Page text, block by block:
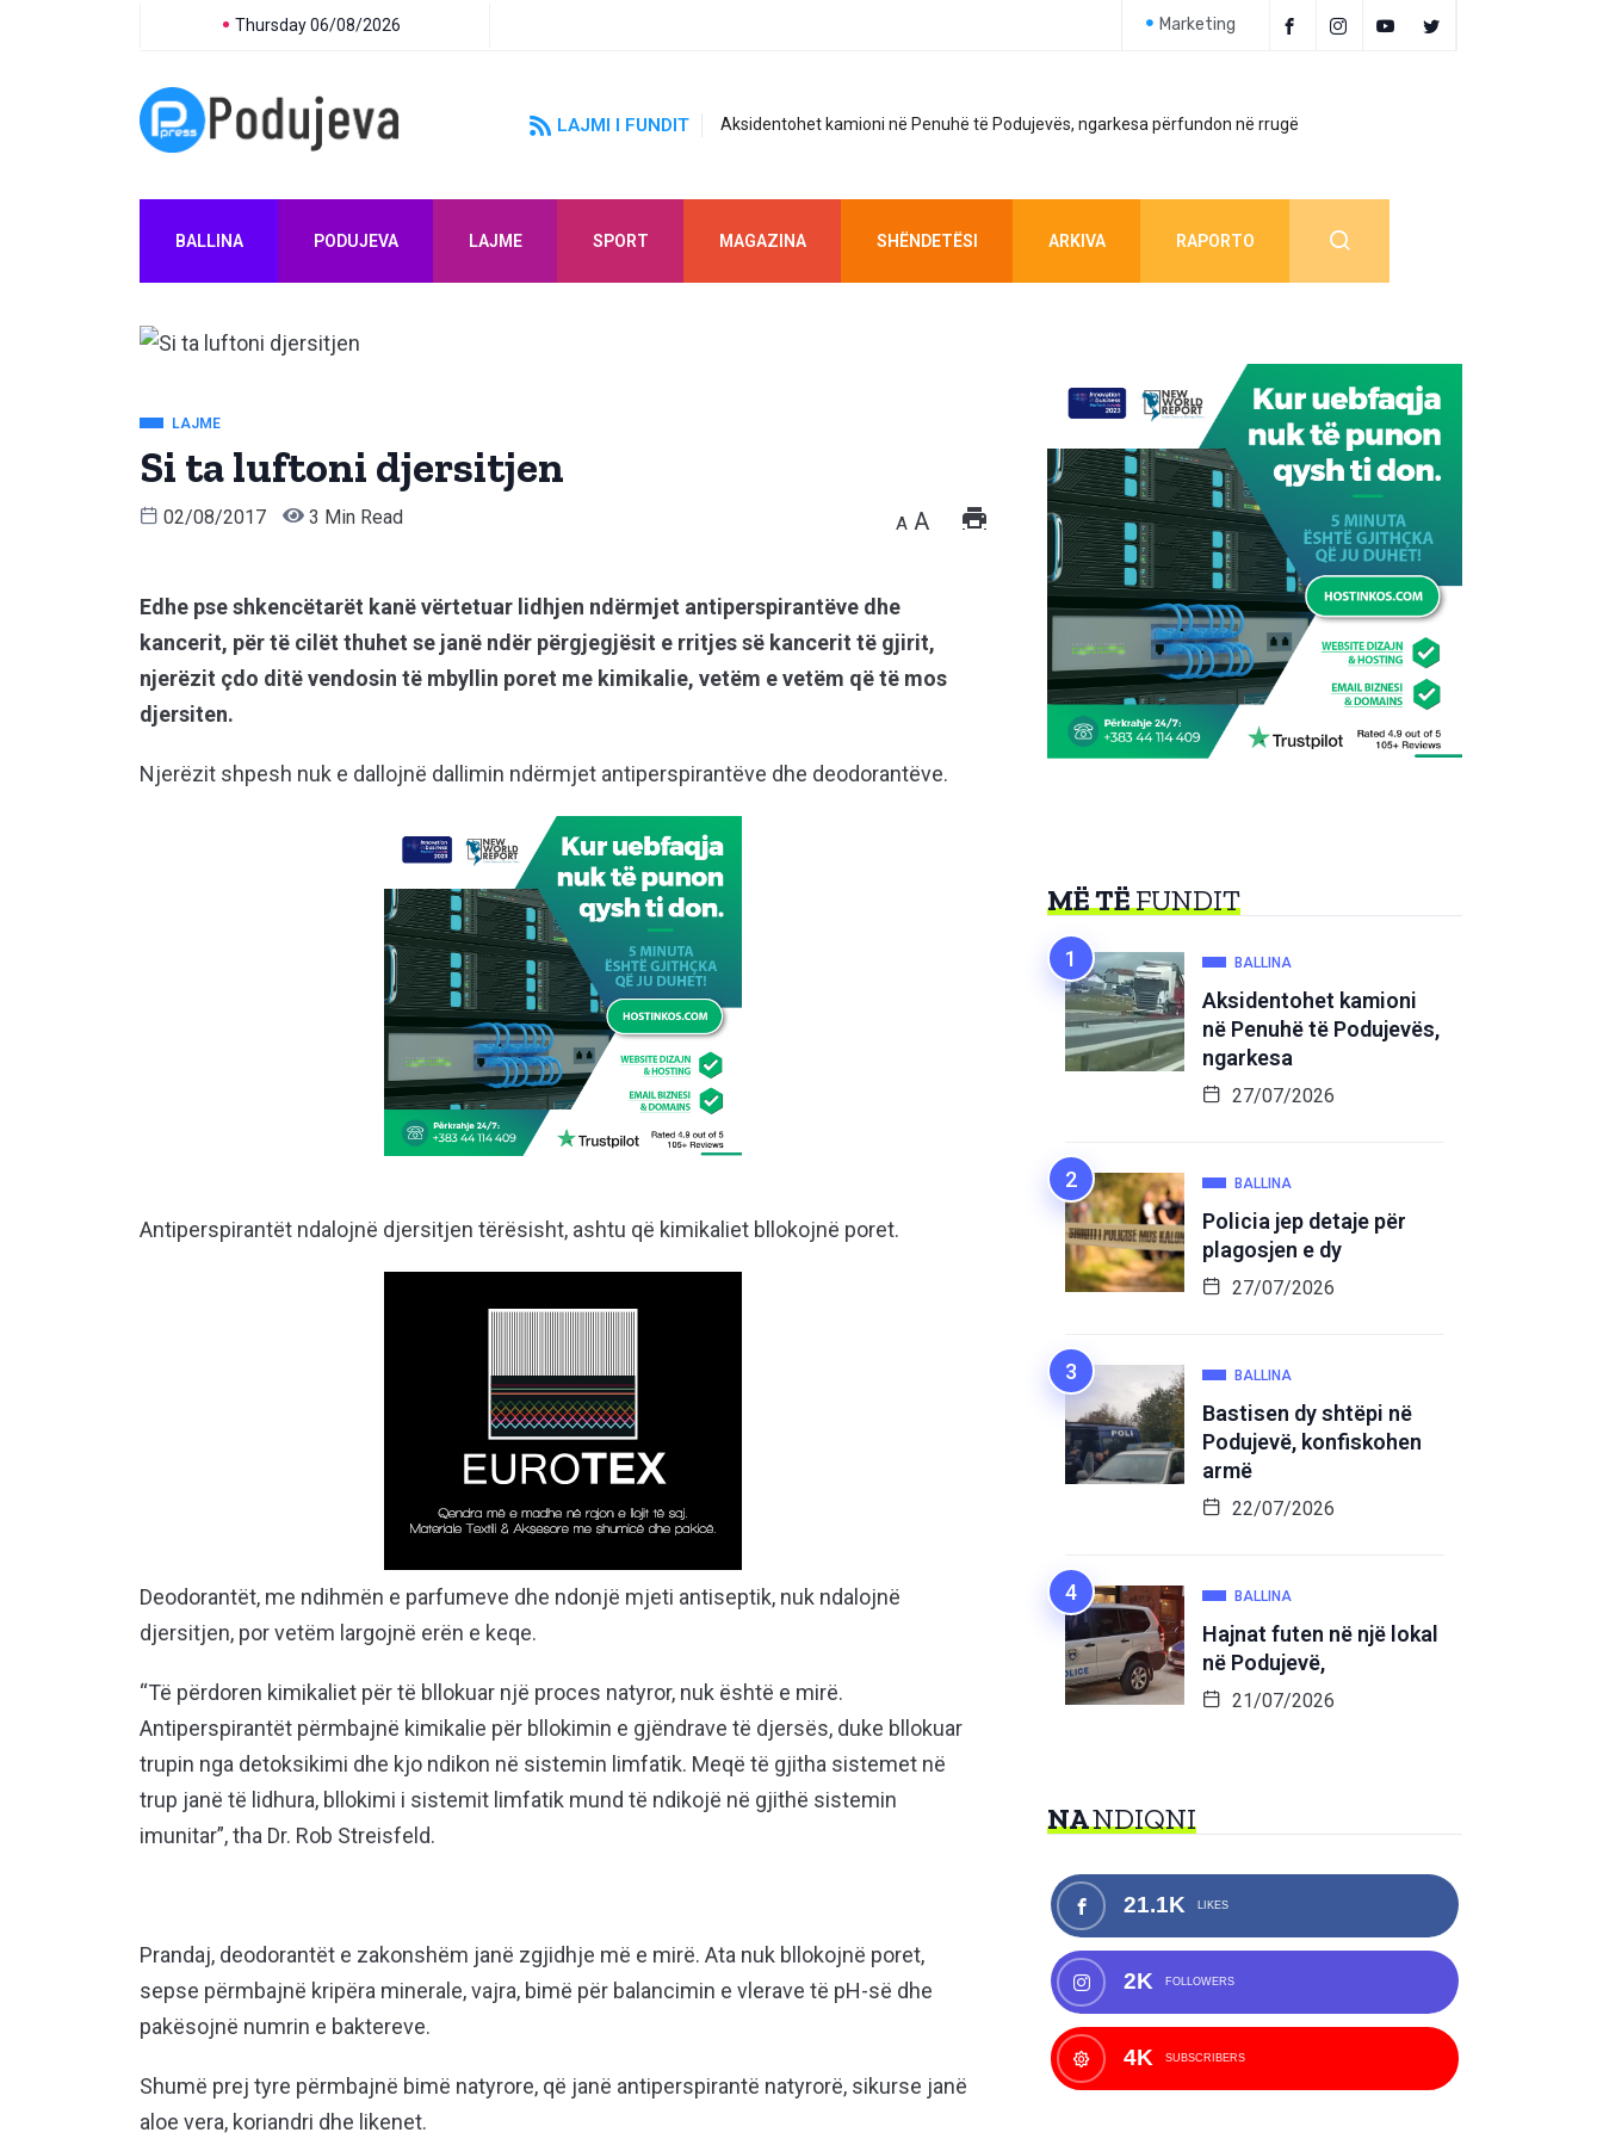
Thursday 06/08/2026 Marketing
LAJMI I FUNDIT Aksidentohet kamioni në Penuhë të Podujevës, ngarkesa përfundon në rrugë
BALLINA PODUJEVA LAJME SPORT MAGAZINA SHËNDETËSI ARKIVA RAPORTO
LAJME
Si ta luftoni djersitjen
02/08/2017 3 Min Read A A
Edhe pse shkencëtarët kanë vërtetuar lidhjen ndërmjet antiperspirantëve dhe
kancerit, për të cilët thuhet se janë ndër përgjegjësit e rritjes së kancerit të gjirit,
njerëzit çdo ditë vendosin të mbyllin poret me kimikalie, vetëm e vetëm që të mos
djersiten.
Njerëzit shpesh nuk e dallojnë dallimin ndërmjet antiperspirantëve dhe deodorantëve.
Antiperspirantët ndalojnë djersitjen tërësisht, ashtu që kimikaliet bllokojnë poret.
Deodorantët, me ndihmën e parfumeve dhe ndonjë mjeti antiseptik, nuk ndalojnë
djersitjen, por vetëm largojnë erën e keqe.
“Të përdoren kimikaliet për të bllokuar një proces natyror, nuk është e mirë.
Antiperspirantët përmbajnë kimikalie për bllokimin e gjëndrave të djersës, duke bllokuar
trupin nga detoksikimi dhe kjo ndikon në sistemin limfatik. Meqë të gjitha sistemet në
trup janë të lidhura, bllokimi i sistemit limfatik mund të ndikojë në gjithë sistemin
imunitar”, tha Dr. Rob Streisfeld.
Prandaj, deodorantët e zakonshëm janë zgjidhje më e mirë. Ata nuk bllokojnë poret,
sepse përmbajnë kripëra minerale, vajra, bimë për balancimin e vlerave të pH-së dhe
pakësojnë numrin e baktereve.
Shumë prej tyre përmbajnë bimë natyrore, që janë antiperspirantë natyrorë, sikurse janë
aloe vera, koriandri dhe likenet.
MË TËFUNDIT
BALLINA
Aksidentohet kamioni
në Penuhë të Podujevës,
ngarkesa
27/07/2026
BALLINA
Policia jep detaje për
plagosjen e dy
27/07/2026
BALLINA
Bastisen dy shtëpi në
Podujevë, konfiskohen
armë
22/07/2026
BALLINA
Hajnat futen në një lokal
në Podujevë,
21/07/2026
NANDIQNI
21.1K LIKES
2K FOLLOWERS
4K SUBSCRIBERS